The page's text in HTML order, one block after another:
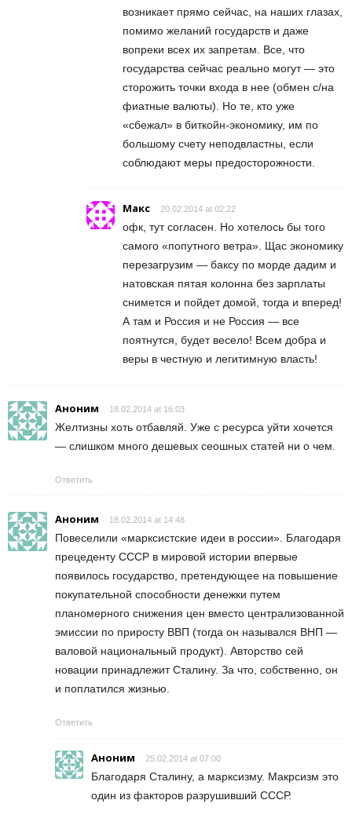
возникает прямо сейчас, на наших глазах,
помимо желаний государств и даже
вопреки всех их запретам. Все, что
государства сейчас реально могут — это
сторожить точки входа в нее (обмен с/на
фиатные валюты). Но те, кто уже
«сбежал» в биткойн-экономику, им по
большому счету неподвластны, если
соблюдают меры предосторожности.
Макс 20.02.2014 at 02:22
офк, тут согласен. Но хотелось бы того
самого «попутного ветра». Щас экономику
перезагрузим — баксу по морде дадим и
натовская пятая колонна без зарплаты
снимется и пойдет домой, тогда и вперед!
А там и Россия и не Россия — все
поятнутся, будет весело! Всем добра и
веры в честную и легитимную власть!
Аноним 18.02.2014 at 16:03
Желтизны хоть отбавляй. Уже с ресурса уйти хочется
— слишком много дешевых сеошных статей ни о чем.
Ответить
Аноним 18.02.2014 at 14:48
Повеселили «марксистские идеи в россии». Благодаря
прецеденту СССР в мировой истории впервые
появилось государство, претендующее на повышение
покупательной способности денежки путем
планомерного снижения цен вместо централизованной
эмиссии по приросту ВВП (тогда он назывался ВНП —
валовой национальный продукт). Авторство сей
новации принадлежит Сталину. За что, собственно, он
и поплатился жизнью.
Ответить
Аноним 25.02.2014 at 07:00
Благодаря Сталину, а марксизму. Макрсизм это
один из факторов разрушивший СССР.